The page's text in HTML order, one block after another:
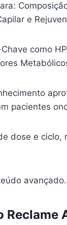
e
como
pacientes
dose e
Reclame